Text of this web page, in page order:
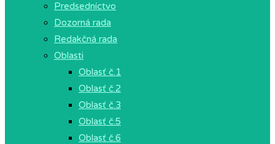
Predsedníctvo
Dozorná rada
Redakčná rada
Oblasti
Oblasť č.1
Oblasť č.2
Oblasť č.3
Oblasť č.5
Oblasť č.6